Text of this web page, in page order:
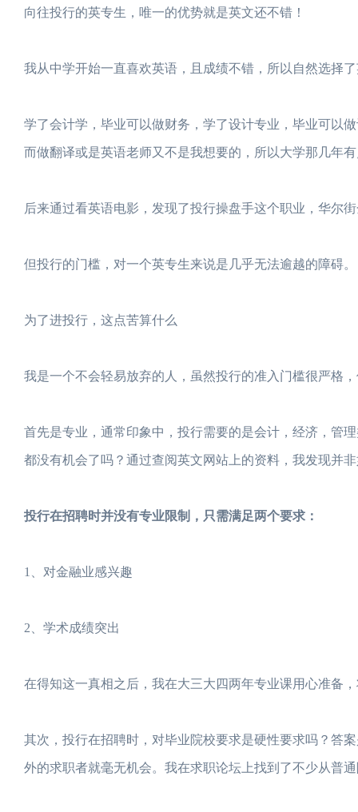
向往投行的英专生，唯一的优势就是英文还不错！
我从中学开始一直喜欢英语，且成绩不错，所以自然选择
学了会计学，毕业可以做财务，学了设计专业，毕业可以
而做翻译或是英语老师又不是我想要的，所以大学那几年
后来通过看英语电影，发现了投行操盘手这个职业，华尔
但投行的门槛，对一个英专生来说是几乎无法逾越的障碍。
为了进投行，这点苦算什么
我是一个不会轻易放弃的人，虽然投行的准入门槛很严格
首先是专业，通常印象中，投行需要的是会计，经济，管
都没有机会了吗？通过查阅英文网站上的资料，我发现并
投行在招聘时并没有专业限制，只需满足两个要求：
1、对金融业感兴趣
2、学术成绩突出
在得知这一真相之后，我在大三大四两年专业课用心准备
其次，投行在招聘时，对毕业院校要求是硬性要求吗？答
外的求职者就毫无机会。我在求职论坛上找到了不少从普